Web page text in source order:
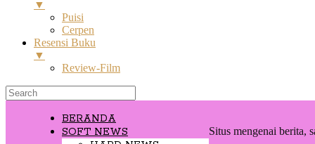
▼
Puisi
Cerpen
Resensi Buku
▼
Review-Film
BERANDA
SOFT NEWS
Situs mengenai berita,